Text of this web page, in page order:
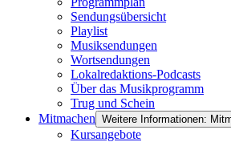
Sendungsübersicht
Playlist
Musiksendungen
Wortsendungen
Lokalredaktions-Podcasts
Über das Musikprogramm
Trug und Schein
Mitmachen Weitere Informationen:
Kursangebote